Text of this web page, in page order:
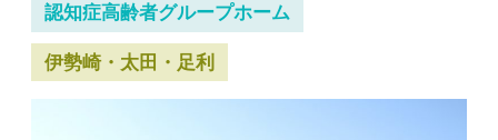
認知症高齢者グループホーム
伊勢崎・太田・足利